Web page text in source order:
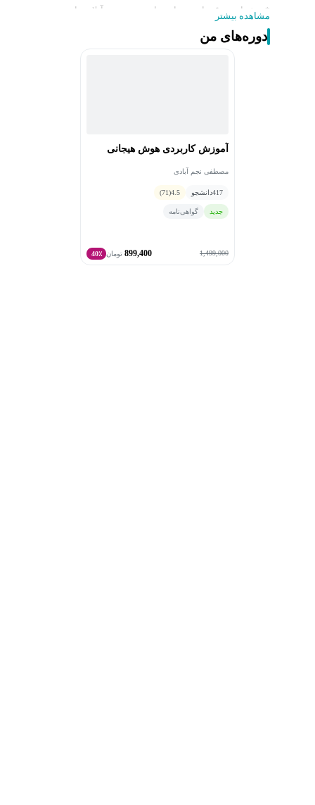
* بیش از ۶۰۰۰ ساعت رواندرمانی حضوری و آنلاین با
ایرانیان داخل و خارج کشور
* مولف کتاب کاربرد هوش هیجانی در مصاحبه های کاری
مشاهده بیشتر
دوره‌های من
آموزش کاربردی هوش هیجانی
مصطفی نجم آبادی
417دانشجو 4.5
(71)
جدید گواهی‌نامه
1,499,000
899,400 تومان 40٪